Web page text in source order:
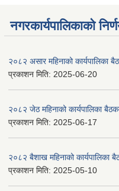
नगरकार्यपालिकाकाे
२०८२ असार महिनाको कार्यपालिका
प्रकाशन मिति: 2025-06-20
२०८२ जेठ महिनाको कार्यपालिका
प्रकाशन मिति: 2025-06-17
२०८२ बैशाख महिनाको कार्यपालिका
प्रकाशन मिति: 2025-05-10